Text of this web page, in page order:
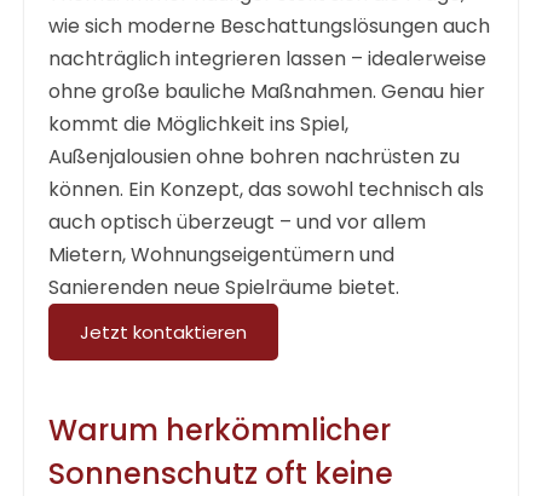
wie sich moderne Beschattungslösungen auch
nachträglich integrieren lassen – idealerweise
ohne große bauliche Maßnahmen. Genau hier
kommt die Möglichkeit ins Spiel,
Außenjalousien ohne bohren nachrüsten zu
können. Ein Konzept, das sowohl technisch als
auch optisch überzeugt – und vor allem
Mietern, Wohnungseigentümern und
Sanierenden neue Spielräume bietet.
Jetzt kontaktieren
Warum herkömmlicher
Sonnenschutz oft keine